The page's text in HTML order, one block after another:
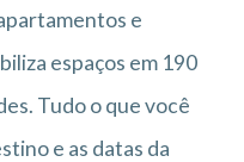
e
espaços em 190
Tudo o que você
e as datas da